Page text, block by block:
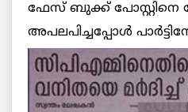
ഫേസ് ബുക്ക് പോസ്റ്റിനെ
അപലപിച്ചപ്പോള്‍